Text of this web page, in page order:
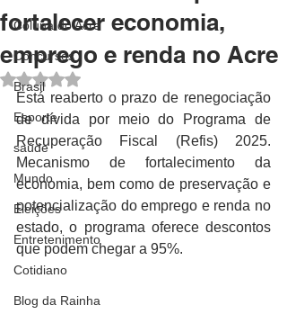
Coluna do Acre
Concursos
Brasil
Esporte
saúde
Mundo
Eleições
Entretenimento
Cotidiano
Blog da Rainha
fortalecer economia,
emprego e renda no Acre
Avaliado com NaN de 5 estrelas.
Está reaberto o prazo de renegociação
de dívida por meio do Programa de
Recuperação Fiscal (Refis) 2025.
Mecanismo de fortalecimento da
economia, bem como de preservação e
potencialização do emprego e renda no
estado, o programa oferece descontos
que podem chegar a 95%.